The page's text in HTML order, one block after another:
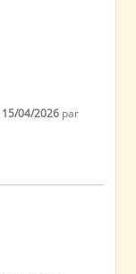
15/04/2026 par